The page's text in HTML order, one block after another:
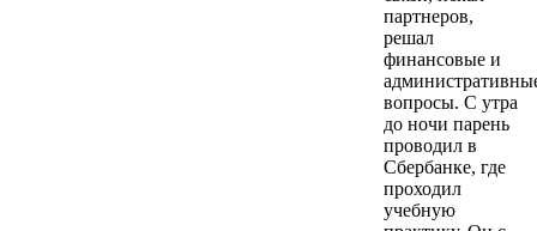
партнеров,
решал
финансовые и
вопросы. С утра
до ночи парень
проводил в
Сбербанке, где
проходил
учебную